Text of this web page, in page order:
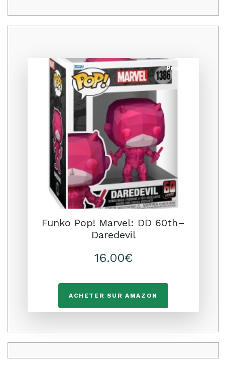
Promo
Funko Pop! Marvel: DD 60th–
Daredevil
16.00€
ACHETER SUR AMAZON